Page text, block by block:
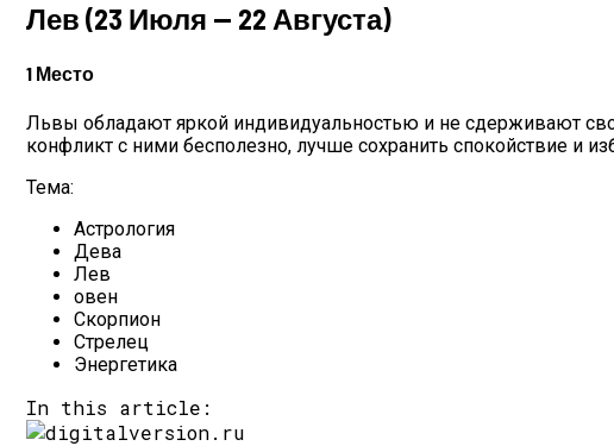
Лев (23 Июля — 22 Августа)
1 Место
Львы обладают яркой индивидуальностью и не сдерживают
конфликт с ними бесполезно, лучше сохранить спокойствие и
Тема:
Астрология
Дева
Лев
овен
Скорпион
Стрелец
Энергетика
In this article: